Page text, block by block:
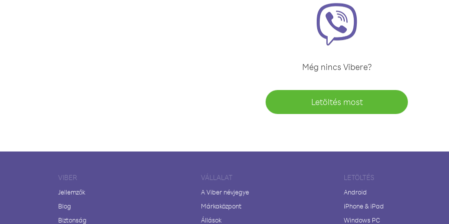
Még nincs Vibere?
Letöltés most
VIBER
Jellemzők
Blog
Biztonság
VÁLLALAT
A Viber névjegye
Márkaközpont
Állások
LETÖLTÉS
Android
iPhone & iPad
Windows PC